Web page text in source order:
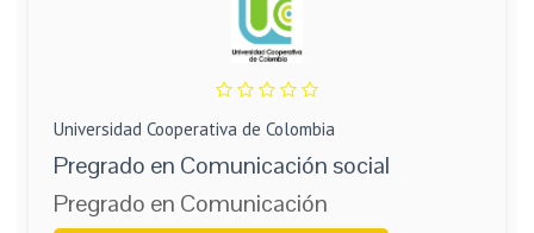
Universidad Cooperativa de Colombia
Pregrado​ en Comunicación social
Pregrado en Comunicación